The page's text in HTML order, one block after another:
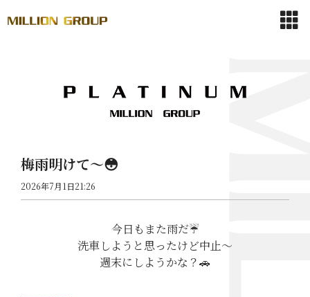
梅雨明けて〜😳
2026年7月1日21:26
今日もまた雨だ☔
洗車しようと思ったけど中止〜
週末にしようかな？🚗